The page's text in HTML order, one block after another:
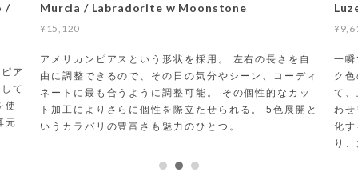
/
ア
て
使
元
Murcia / Labradorite w Moonstone
¥15,120
アメリカンピアスという形状を採用。 左右の長さを自
由に調整できるので、その日の気分やシーン、コーディ
ネートに最も合うように調整可能。 その個性的なカッ
ト加工によりさらに個性を際立たせられる。 5色展開と
いうカラバリの豊富さも魅力のひとつ。
一
ク
て
わ
化
り